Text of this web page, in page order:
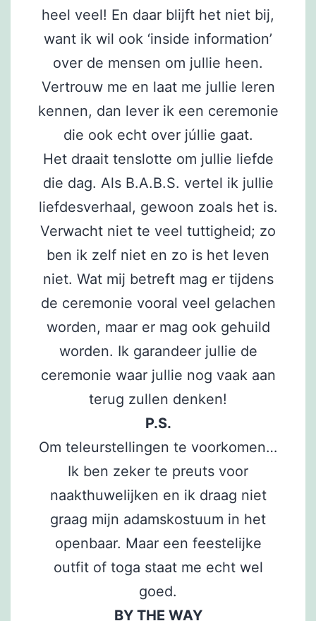
heel veel! En daar blijft het niet bij,
want ik wil ook ‘inside information’
over de mensen om jullie heen.
Vertrouw me en laat me jullie leren
kennen, dan lever ik een ceremonie
die ook echt over júllie gaat.
Het draait tenslotte om jullie liefde
die dag. Als B.A.B.S. vertel ik jullie
liefdesverhaal, gewoon zoals het is.
Verwacht niet te veel tuttigheid; zo
ben ik zelf niet en zo is het leven
niet. Wat mij betreft mag er tijdens
de ceremonie vooral veel gelachen
worden, maar er mag ook gehuild
worden. Ik garandeer jullie de
ceremonie waar jullie nog vaak aan
terug zullen denken!
P.S.
Om teleurstellingen te voorkomen…
Ik ben zeker te preuts voor
naakthuwelijken en ik draag niet
graag mijn adamskostuum in het
openbaar. Maar een feestelijke
outfit of toga staat me echt wel
goed.
BY THE WAY